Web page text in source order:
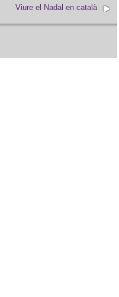
Viure el Nadal en català